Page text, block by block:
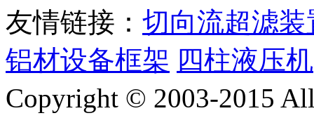
友情链接： 切向流超滤装
铝材设备框架 四柱液压机
Copyright © 2003-2015